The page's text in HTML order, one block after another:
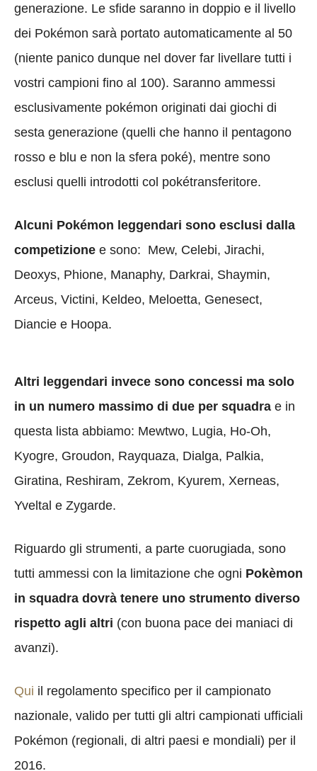
generazione. Le sfide saranno in doppio e il livello
dei Pokémon sarà portato automaticamente al 50
(niente panico dunque nel dover far livellare tutti i
vostri campioni fino al 100). Saranno ammessi
esclusivamente pokémon originati dai giochi di
sesta generazione (quelli che hanno il pentagono
rosso e blu e non la sfera poké), mentre sono
esclusi quelli introdotti col pokétransferitore.
Alcuni Pokémon leggendari sono esclusi dalla
competizione e sono: Mew, Celebi, Jirachi,
Deoxys, Phione, Manaphy, Darkrai, Shaymin,
Arceus, Victini, Keldeo, Meloetta, Genesect,
Diancie e Hoopa.
Altri leggendari invece sono concessi ma solo
in un numero massimo di due per squadra e in
questa lista abbiamo: Mewtwo, Lugia, Ho-Oh,
Kyogre, Groudon, Rayquaza, Dialga, Palkia,
Giratina, Reshiram, Zekrom, Kyurem, Xerneas,
Yveltal e Zygarde.
Riguardo gli strumenti, a parte cuorugiada, sono
tutti ammessi con la limitazione che ogni Pokèmon
in squadra dovrà tenere uno strumento diverso
rispetto agli altri (con buona pace dei maniaci di
avanzi).
Qui il regolamento specifico per il campionato
nazionale, valido per tutti gli altri campionati ufficiali
Pokémon (regionali, di altri paesi e mondiali) per il
2016.